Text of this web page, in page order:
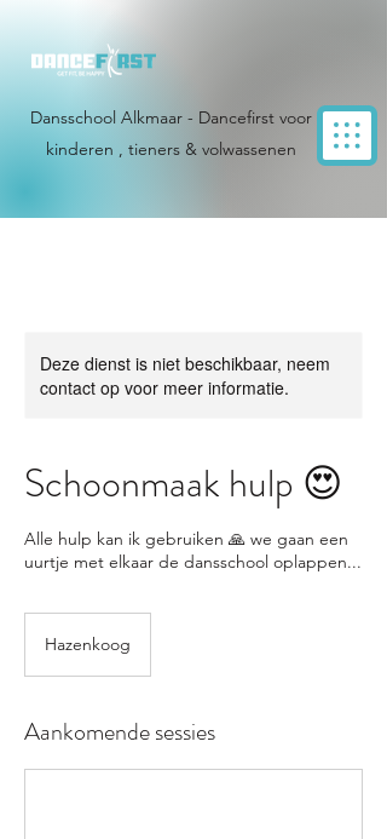
Dansschool Alkmaar - Dancefirst voor
kinderen , tieners & volwassenen
Deze dienst is niet beschikbaar, neem
contact op voor meer informatie.
Schoonmaak hulp 😍
Alle hulp kan ik gebruiken 🙏 we gaan een
uurtje met elkaar de dansschool oplappen...
Hazenkoog
Aankomende sessies